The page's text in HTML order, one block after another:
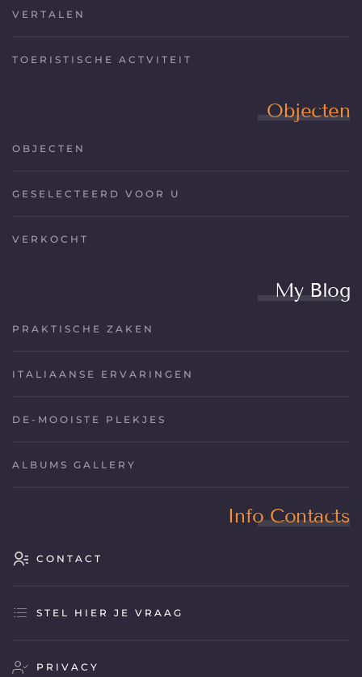
VERTALEN
TOERISTISCHE ACTVITEIT
Objecten
OBJECTEN
GESELECTEERD VOOR U
VERKOCHT
My Blog
PRAKTISCHE ZAKEN
ITALIAANSE ERVARINGEN
DE-MOOISTE PLEKJES
ALBUMS GALLERY
Info Contacts
CONTACT
STEL HIER JE VRAAG
PRIVACY